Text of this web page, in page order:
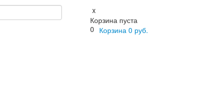
x
Корзина пуста
0 Корзина 0 руб.